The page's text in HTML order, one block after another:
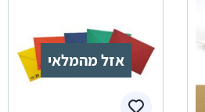
אזל מהמלאי